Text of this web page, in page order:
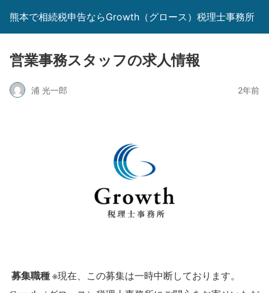
熊本で相続税申告ならGrowth（グロース）税理士事務所
営業事務スタッフの求人情報
浦 光一郎 2年前
募集職種※現在、この募集は一時中断しており​ます。